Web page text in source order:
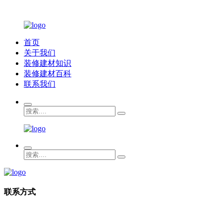
首页
关于我们
装修建材知识
装修建材百科
联系我们
联系方式